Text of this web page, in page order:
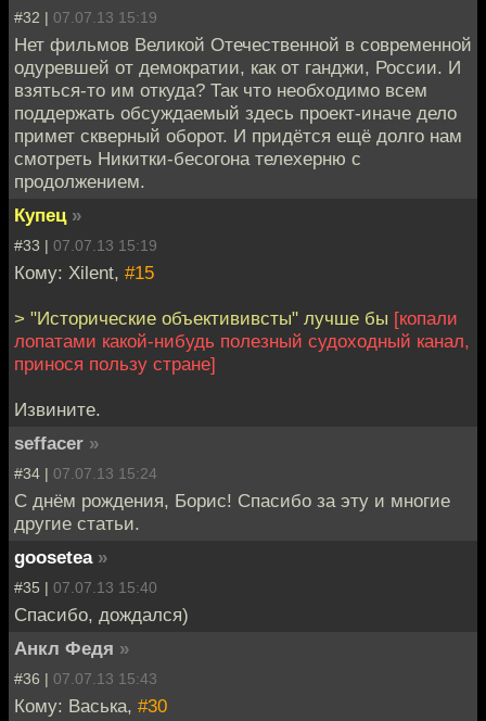
#32 | 07.07.13 15:19
Нет фильмов Великой Отечественной в современной
одуревшей от демократии, как от ганджи, России. И
взяться-то им откуда? Так что необходимо всем
поддержать обсуждаемый здесь проект-иначе дело
примет скверный оборот. И придётся ещё долго нам
смотреть Никитки-бесогона телехерню с
продолжением.
Купец »
#33 | 07.07.13 15:19
Кому: Xilent, #15
> "Исторические объектививсты" лучше бы [копали
лопатами какой-нибудь полезный судоходный канал,
принося пользу стране]
Извините.
seffacer »
#34 | 07.07.13 15:24
С днём рождения, Борис! Спасибо за эту и многие
другие статьи.
goosetea »
#35 | 07.07.13 15:40
Спасибо, дождался)
Анкл Федя »
#36 | 07.07.13 15:43
Кому: Васька, #30